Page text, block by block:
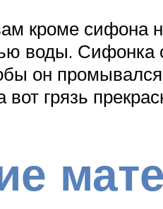
кроме
воды. Сифонка
он
грязь